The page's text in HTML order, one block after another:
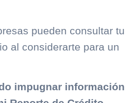
pueden consultar tu
al considerarte para un
impugnar información